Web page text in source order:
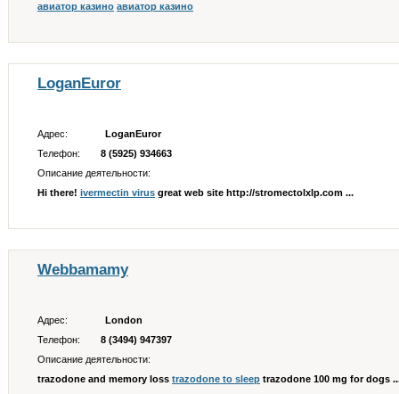
авиатор казино авиатор казино
LoganEuror
Адрес:
LoganEuror
Телефон:
8 (5925) 934663
Описание деятельности:
Hi there! ivermectin virus great web site http://stromectolxlp.com ...
Webbamamy
Адрес:
London
Телефон:
8 (3494) 947397
Описание деятельности:
trazodone and memory loss trazodone to sleep trazodone 100 mg for dogs